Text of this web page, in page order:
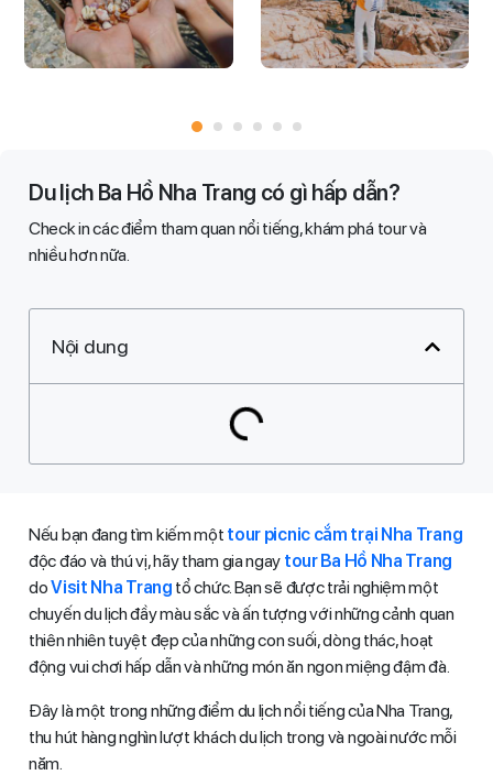
Du lịch Ba Hồ Nha Trang có gì hấp dẫn?
Check in các điểm tham quan nổi tiếng, khám phá tour và
nhiều hơn nữa​.​
Nội dung
Nếu bạn đang tìm kiếm một tour picnic cắm trại Nha Trang
độc đáo và thú vị, hãy tham gia ngay tour Ba Hồ Nha Trang
doVisit Nha Trang tổ chức. Bạn sẽ được trải nghiệm một
chuyến du lịch đầy màu sắc và ấn tượng với những cảnh quan
thiên nhiên tuyệt đẹp của những con suối, dòng thác, hoạt
động vui chơi hấp dẫn và những món ăn ngon miệng đậm đà.
Đây là một trong những điểm du lịch nổi tiếng của Nha Trang,
thu hút hàng nghìn lượt khách du lịch trong và ngoài nước mỗi
năm.